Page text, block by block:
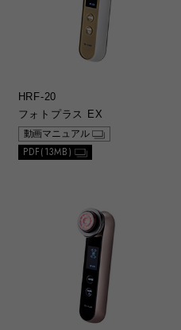
HRF-20
フォトプラス EX
動画マニュアル
PDF(13MB)